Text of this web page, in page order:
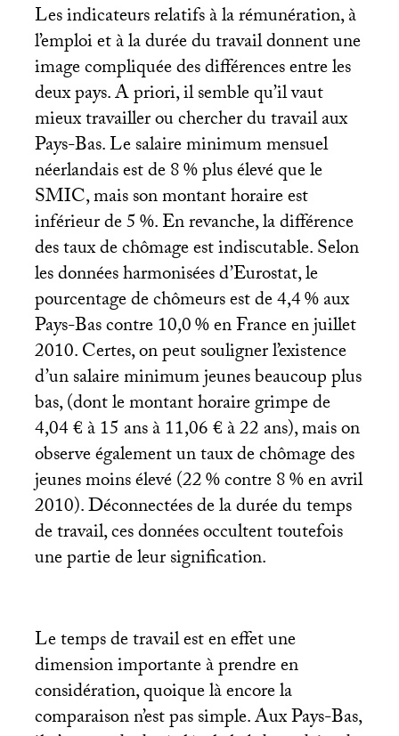
Les indicateurs relatifs à la rémunération, à
l’emploi et à la durée du travail donnent une
image compliquée des différences entre les
deux pays. A priori, il semble qu’il vaut
mieux travailler ou chercher du travail aux
Pays-Bas. Le salaire minimum mensuel
néerlandais est de 8% plus élevé que le
SMIC, mais son montant horaire est
inférieur de 5%. En revanche, la différence
des taux de chômage est indiscutable. Selon
les données harmonisées d’Eurostat, le
pourcentage de chômeurs est de 4,4% aux
Pays-Bas contre 10,0% en France en juillet
2010. Certes, on peut souligner l’existence
d’un salaire minimum jeunes beaucoup plus
bas, (dont le montant horaire grimpe de
4,04 € à 15 ans à 11,06 € à 22 ans), mais on
observe également un taux de chômage des
jeunes moins élevé (22% contre 8% en avril
2010). Déconnectées de la durée du temps
de travail, ces données occultent toutefois
une partie de leur signification.
Le temps de travail est en effet une
dimension importante à prendre en
considération, quoique là encore la
comparaison n’est pas simple. Aux Pays-Bas,